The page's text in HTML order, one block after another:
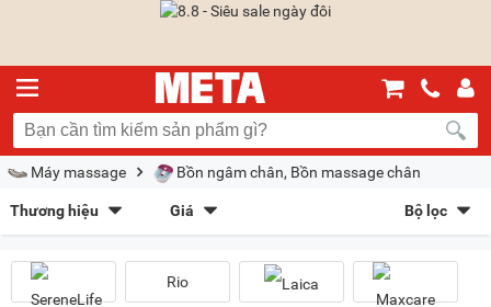
Máy massage Bồn ngâm chân, Bồn massage chân
Thương hiệu
Oromi (10)
Rio (1)
Giá
Sắp xếp theo
Bán chạy nhất Giá tăng dần Giá giảm dần
Bộ lọc
Rio